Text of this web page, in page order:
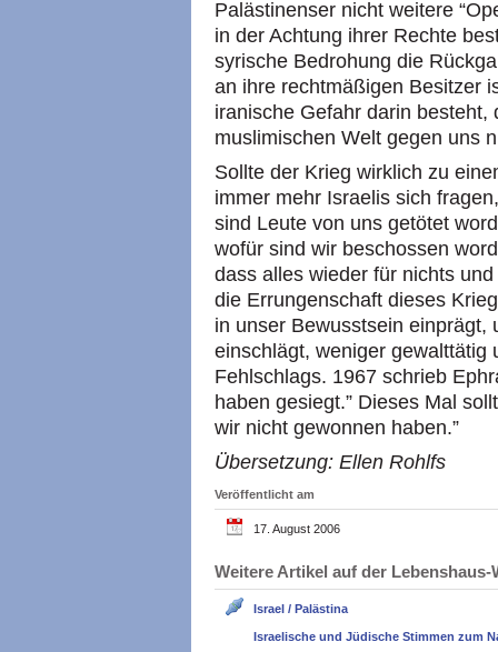
Palästinenser nicht weitere
in der Achtung ihrer Rechte
syrische Bedrohung die
an ihre rechtmäßigen Besitzer
iranische Gefahr darin
muslimischen Welt gegen uns
Sollte der Krieg wirklich zu
immer mehr Israelis sich
sind Leute von uns getötet
wofür sind wir beschossen
dass alles wieder für nichts
die Errungenschaft dieses
in unser Bewusstsein einprägt,
einschlägt, weniger gewalttätig
Fehlschlags. 1967 schrieb
haben gesiegt.” Dieses Mal
wir nicht gewonnen haben.”
Übersetzung: Ellen Rohlfs
Veröffentlicht am
17. August 2006
Weitere Artikel auf der
Israel / Palästina
Israelische und Jüdische Stimmen zum